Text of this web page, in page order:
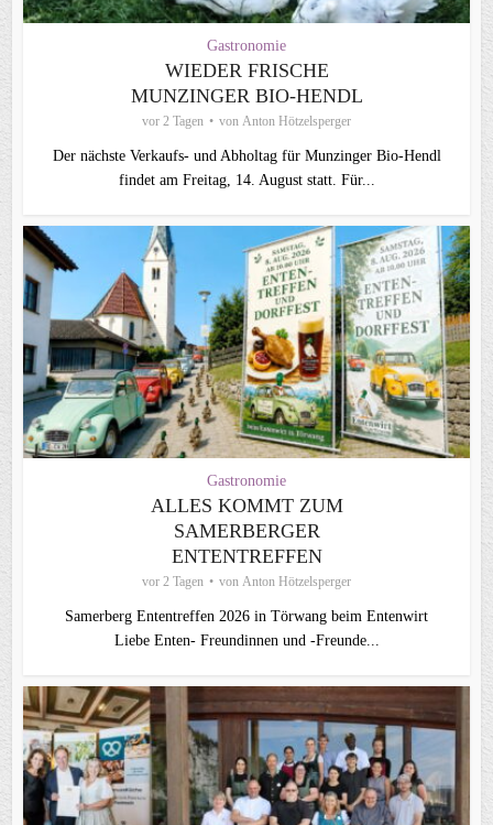
Gastronomie
WIEDER FRISCHE
MUNZINGER BIO-HENDL
vor 2 Tagen von Anton Hötzelsperger
Der nächste Verkaufs- und Abholtag für Munzinger Bio-Hendl
findet am Freitag, 14. August statt. Für...
Gastronomie
ALLES KOMMT ZUM
SAMERBERGER
ENTENTREFFEN
vor 2 Tagen von Anton Hötzelsperger
Samerberg Ententreffen 2026 in Törwang beim Entenwirt
Liebe Enten- Freundinnen und -Freunde...